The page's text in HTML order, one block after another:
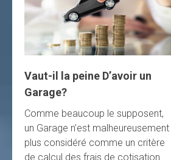
Vaut-il la peine D’avoir un
Garage?
Comme beaucoup le supposent,
un Garage n’est malheureusement
plus considéré comme un critère
de calcul des frais de cotisation.